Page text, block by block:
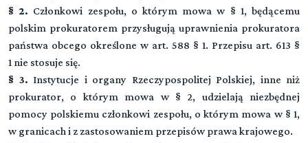
§ 2. Członkowi zespołu, o którym mowa w § 1, będącemu
polskim prokuratorem przysługują uprawnienia prokuratora
państwa obcego określone w art. 588 § 1. Przepisu art. 613 §
1 nie stosuje się.
§ 3. Instytucje i organy Rzeczypospolitej Polskiej, inne niż
prokurator, o którym mowa w § 2, udzielają niezbędnej
pomocy polskiemu członkowi zespołu, o którym mowa w § 1,
w granicach i z zastosowaniem przepisów prawa krajowego.
Kodeks postępowania karnego
Dział I (art. 1-23)
Przepisy wstępne
Przeczytaj zawartość działu
Dział II (art. -)